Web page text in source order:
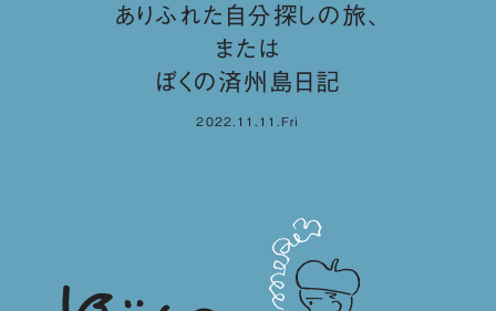
ありふれた自分探しの旅、
または
ぼくの済州島日記
2022.11.11.Fri